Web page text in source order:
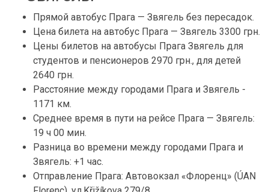
Прямой автобус Прага — Звягель без пересадок.
Цена билета на автобус Прага — Звягель 3300 грн.
Цены билетов на автобусы Прага Звягель для
студентов и пенсионеров 2970 грн., для детей
2640 грн.
Расстояние между городами Прага и Звягель -
1171 км.
Среднее время в пути на рейсе Прага — Звягель:
19 ч 00 мин.
Разница во времени между городами Прага и
Звягель: +1 час.
Отправление Прага: Автовокзал «Флоренц» (ÚAN